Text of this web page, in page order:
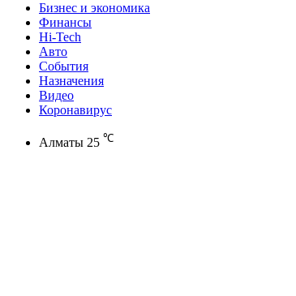
Бизнес и экономика
Финансы
Hi-Tech
Авто
События
Назначения
Видео
Коронавирус
Алматы 25 ℃